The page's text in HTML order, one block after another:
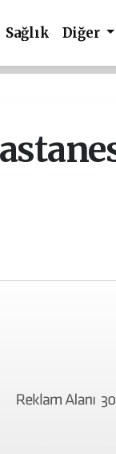
Sağlık Diğer